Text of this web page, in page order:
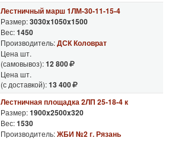
Лестничный марш 1ЛМ-30-11-15-4
Размер:3030x1050x1500
Вес:1450
Производитель:ДСК Коловрат
Цена шт.
(самовывоз):12 800
Цена шт.
(с доставкой):13 400
Лестничная площадка 2ЛП 25-18-4 к
Размер:1900x2500x320
Вес:1530
Производитель:ЖБИ №2 г. Рязань